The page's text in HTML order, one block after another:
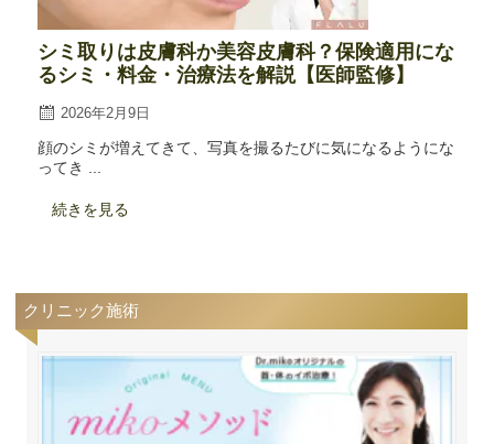
シミ取りは皮膚科か美容皮膚科？保険適用にな
るシミ・料金・治療法を解説【医師監修】
2026年2月9日
顔のシミが増えてきて、写真を撮るたびに気になるようにな
ってき ...
続きを見る
クリニック施術